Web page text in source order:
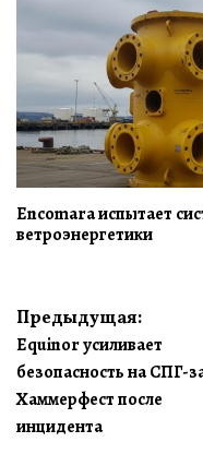
Encomara испытает
ветроэнергетики
Навигация
по
записям
Предыдущая:
Equinor усиливает
безопасность на СПГ-
Хаммерфест после
инцидента